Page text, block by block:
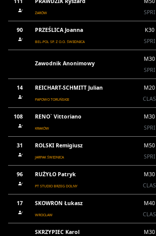
ŻARÓW
SPRI
90 PRZEŚLICA Joanna
BEL-POL SP. Z O.O. ŚWIIDNICA
K30
SPRI
Zawodnik Anonimowy
M30
SPRI
14 REICHART-SCHMITT Julian
PAPOWO TORUŃSKIE
M20
CLAS
108 RENO` Vittoriano
KRAKÓW
M30
SPRI
31 ROLSKI Remigiusz
JARPAK ŚWIDNICA
M50
SPRI
96 RUŻYŁO Patryk
PT STUDIO BRZEG DOLNY
M30
CLAS
17 SKOWRON Łukasz
WROCŁAW
M40
CLAS
SKRZYPIEC Karol
M30